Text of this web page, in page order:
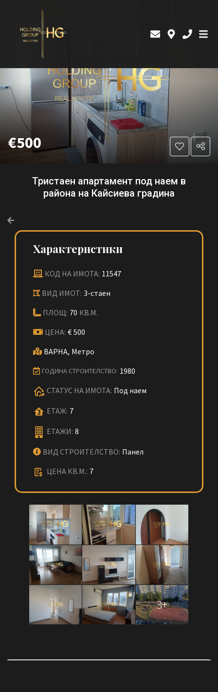
€500
Тристаен апартамент под наем в
района на Кайсиева градина
Характеристики
КОД НА ИМОТА: 11547
ВИД ИМОТ: 3-стаен
ПЛОЩ: 70 КВ.М.
ЦЕНА: € 500
ВАРНА, Метро
ГОДИНА СТРОИТЕЛСТВО: 1980
СТАТУС НА ИМОТА: Под наем
ЕТАЖ: 7
ЕТАЖИ: 8
ВИД СТРОИТЕЛСТВО: Панел
ЦЕНА КВ.М.: 7
3+